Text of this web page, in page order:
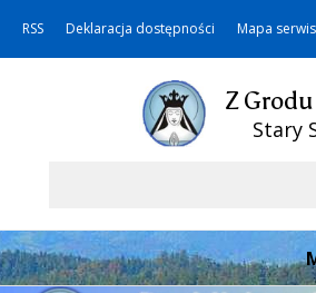
RSS Deklaracja dostępności Mapa
Z
Stary